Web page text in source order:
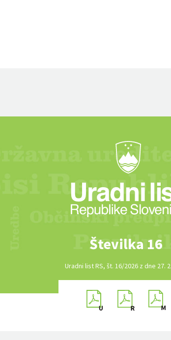
Številka 16
Uradni list RS, št. 16/2026 z dne 27.